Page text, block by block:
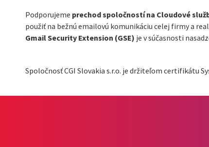
Podporujeme prechod spoločností na Cloudové
použiť na bežnú emailovú komunikáciu celej firmy a
Gmail Security Extension (GSE) je v súčasnosti
Spoločnosť CGI Slovakia s.r.o. je držiteľom certifikátu